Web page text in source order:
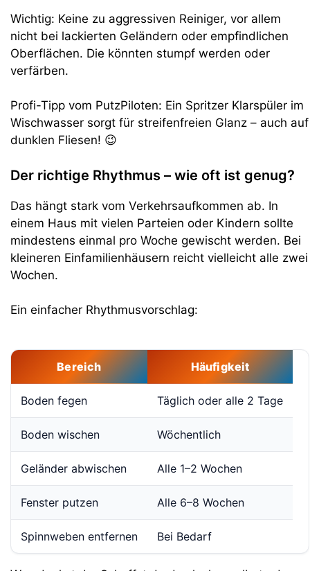
Wichtig: Keine zu aggressiven Reiniger, vor allem
nicht bei lackierten Geländern oder empfindlichen
Oberflächen. Die könnten stumpf werden oder
verfärben.
Profi-Tipp vom PutzPiloten: Ein Spritzer Klarspüler im
Wischwasser sorgt für streifenfreien Glanz – auch auf
dunklen Fliesen! 😉
Der richtige Rhythmus – wie oft ist genug?
Das hängt stark vom Verkehrsaufkommen ab. In
einem Haus mit vielen Parteien oder Kindern sollte
mindestens einmal pro Woche gewischt werden. Bei
kleineren Einfamilienhäusern reicht vielleicht alle zwei
Wochen.
Ein einfacher Rhythmusvorschlag:
Bereich Häufigkeit
Boden fegen Täglich oder alle 2 Tage
Boden wischen Wöchentlich
Geländer abwischen Alle 1–2 Wochen
Fenster putzen Alle 6–8 Wochen
Spinnweben entfernen Bei Bedarf